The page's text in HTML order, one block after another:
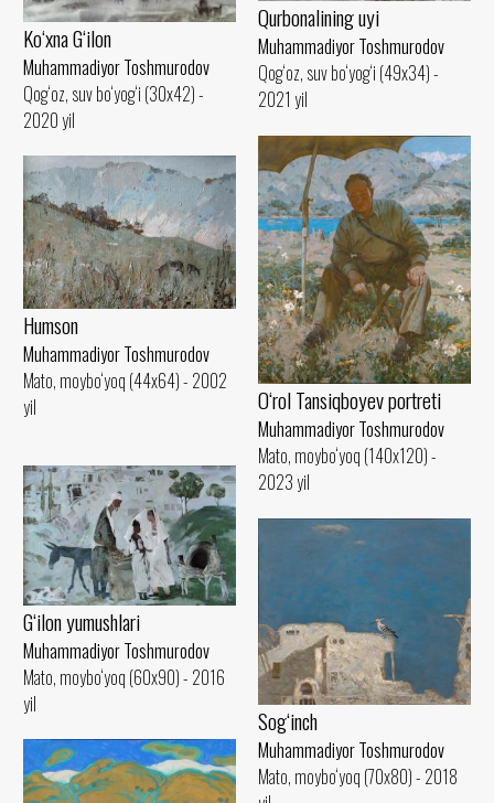
Qurbonalining uyi
Muhammadiyor Toshmurodov
Qog‘oz, suv bo‘yog‘i (49x34) -
2021 yil
Ko‘xna G‘ilon
Muhammadiyor Toshmurodov
Qog‘oz, suv bo‘yog‘i (30x42) -
2020 yil
O‘rol Tansiqboyev portreti
Muhammadiyor Toshmurodov
Mato, moybo‘yoq (140x120) -
2023 yil
Humson
Muhammadiyor Toshmurodov
Mato, moybo‘yoq (44x64) - 2002
yil
G‘ilon yumushlari
Muhammadiyor Toshmurodov
Mato, moybo‘yoq (60x90) - 2016
yil
Sog‘inch
Muhammadiyor Toshmurodov
Mato, moybo‘yoq (70x80) - 2018